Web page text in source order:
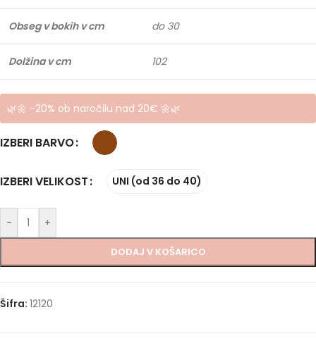
Obseg v bokih v cm do 30
Dolžina v cm 102
🌿🌼 -20% ob naročilu nad 20€ 🌼🌿
IZBERI BARVO
IZBERI VELIKOST UNI (od 36 do 40)
- +
DODAJ V KOŠARICO
Šifra: 12120